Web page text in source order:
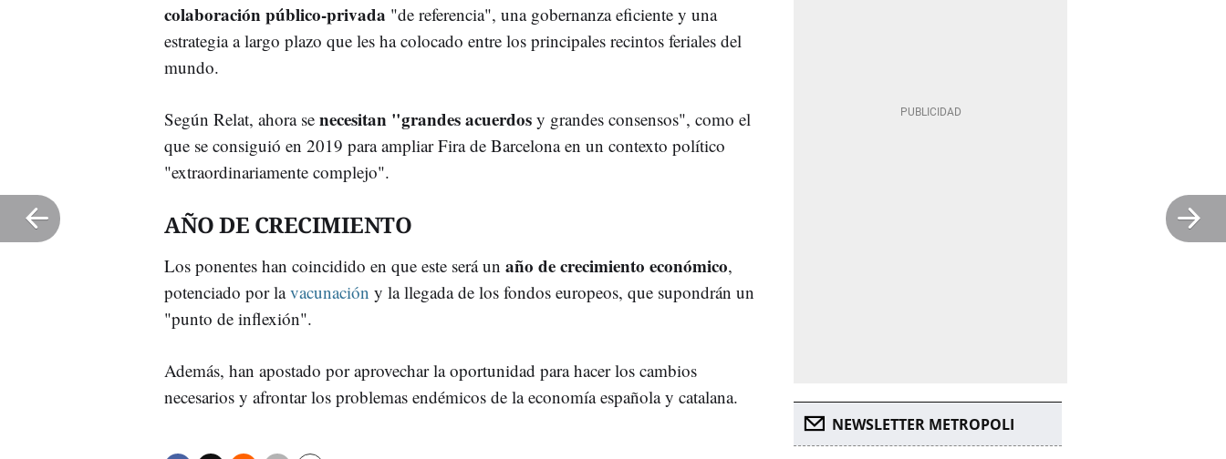
colaboración público-privada "de referencia", una gobernanza eficiente y una
estrategia a largo plazo que les ha colocado entre los principales recintos feriales del
mundo.
Según Relat, ahora se necesitan "grandes acuerdos y grandes consensos", como el
que se consiguió en 2019 para ampliar Fira de Barcelona en un contexto político
"extraordinariamente complejo".
AÑO DE CRECIMIENTO
Los ponentes han coincidido en que este será un año de crecimiento económico,
potenciado por lavacunación y la llegada de los fondos europeos, que supondrán un
"punto de inflexión".
Además, han apostado por aprovechar la oportunidad para hacer los cambios
necesarios y afrontar los problemas endémicos de la economía española y catalana.
NEWSLETTER METROPOLI